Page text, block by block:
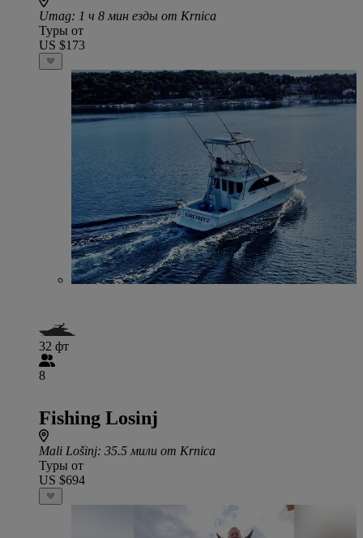
Umag: 1 ч 8 мин езды от Krnica
Туры от
US $173
32 фт
8
Fishing Losinj
Mali Lošinj: 35.5 мили от Krnica
Туры от
US $694